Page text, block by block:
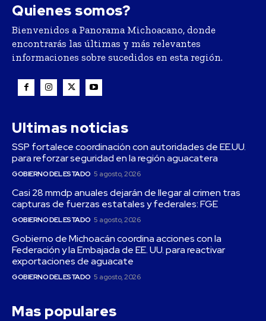
Quienes somos?
Bienvenidos a Panorama Michoacano, donde
encontrarás las últimas y más relevantes
informaciones sobre sucedidos en esta región.
Ultimas noticias
SSP fortalece coordinación con autoridades de EE.UU.
para reforzar seguridad en la región aguacatera
GOBIERNO DEL ESTADO 5 agosto, 2026
Casi 28 mmdp anuales dejarán de llegar al crimen tras
capturas de fuerzas estatales y federales: FGE
GOBIERNO DEL ESTADO 5 agosto, 2026
Gobierno de Michoacán coordina acciones con la
Federación y la Embajada de EE. UU. para reactivar
exportaciones de aguacate
GOBIERNO DEL ESTADO 5 agosto, 2026
Mas populares